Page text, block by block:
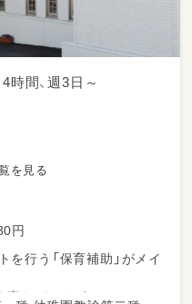
時間、週3日～
を見る
円
を行う「保育補助」がメイ
事などのサポート